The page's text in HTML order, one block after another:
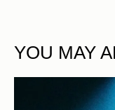
YOU MAY